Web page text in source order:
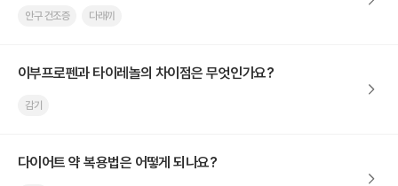
안구 건조증 다래끼
이부프로펜과 타이레놀의 차이점은 무엇인가요?
감기
다이어트 약 복용법은 어떻게 되나요?